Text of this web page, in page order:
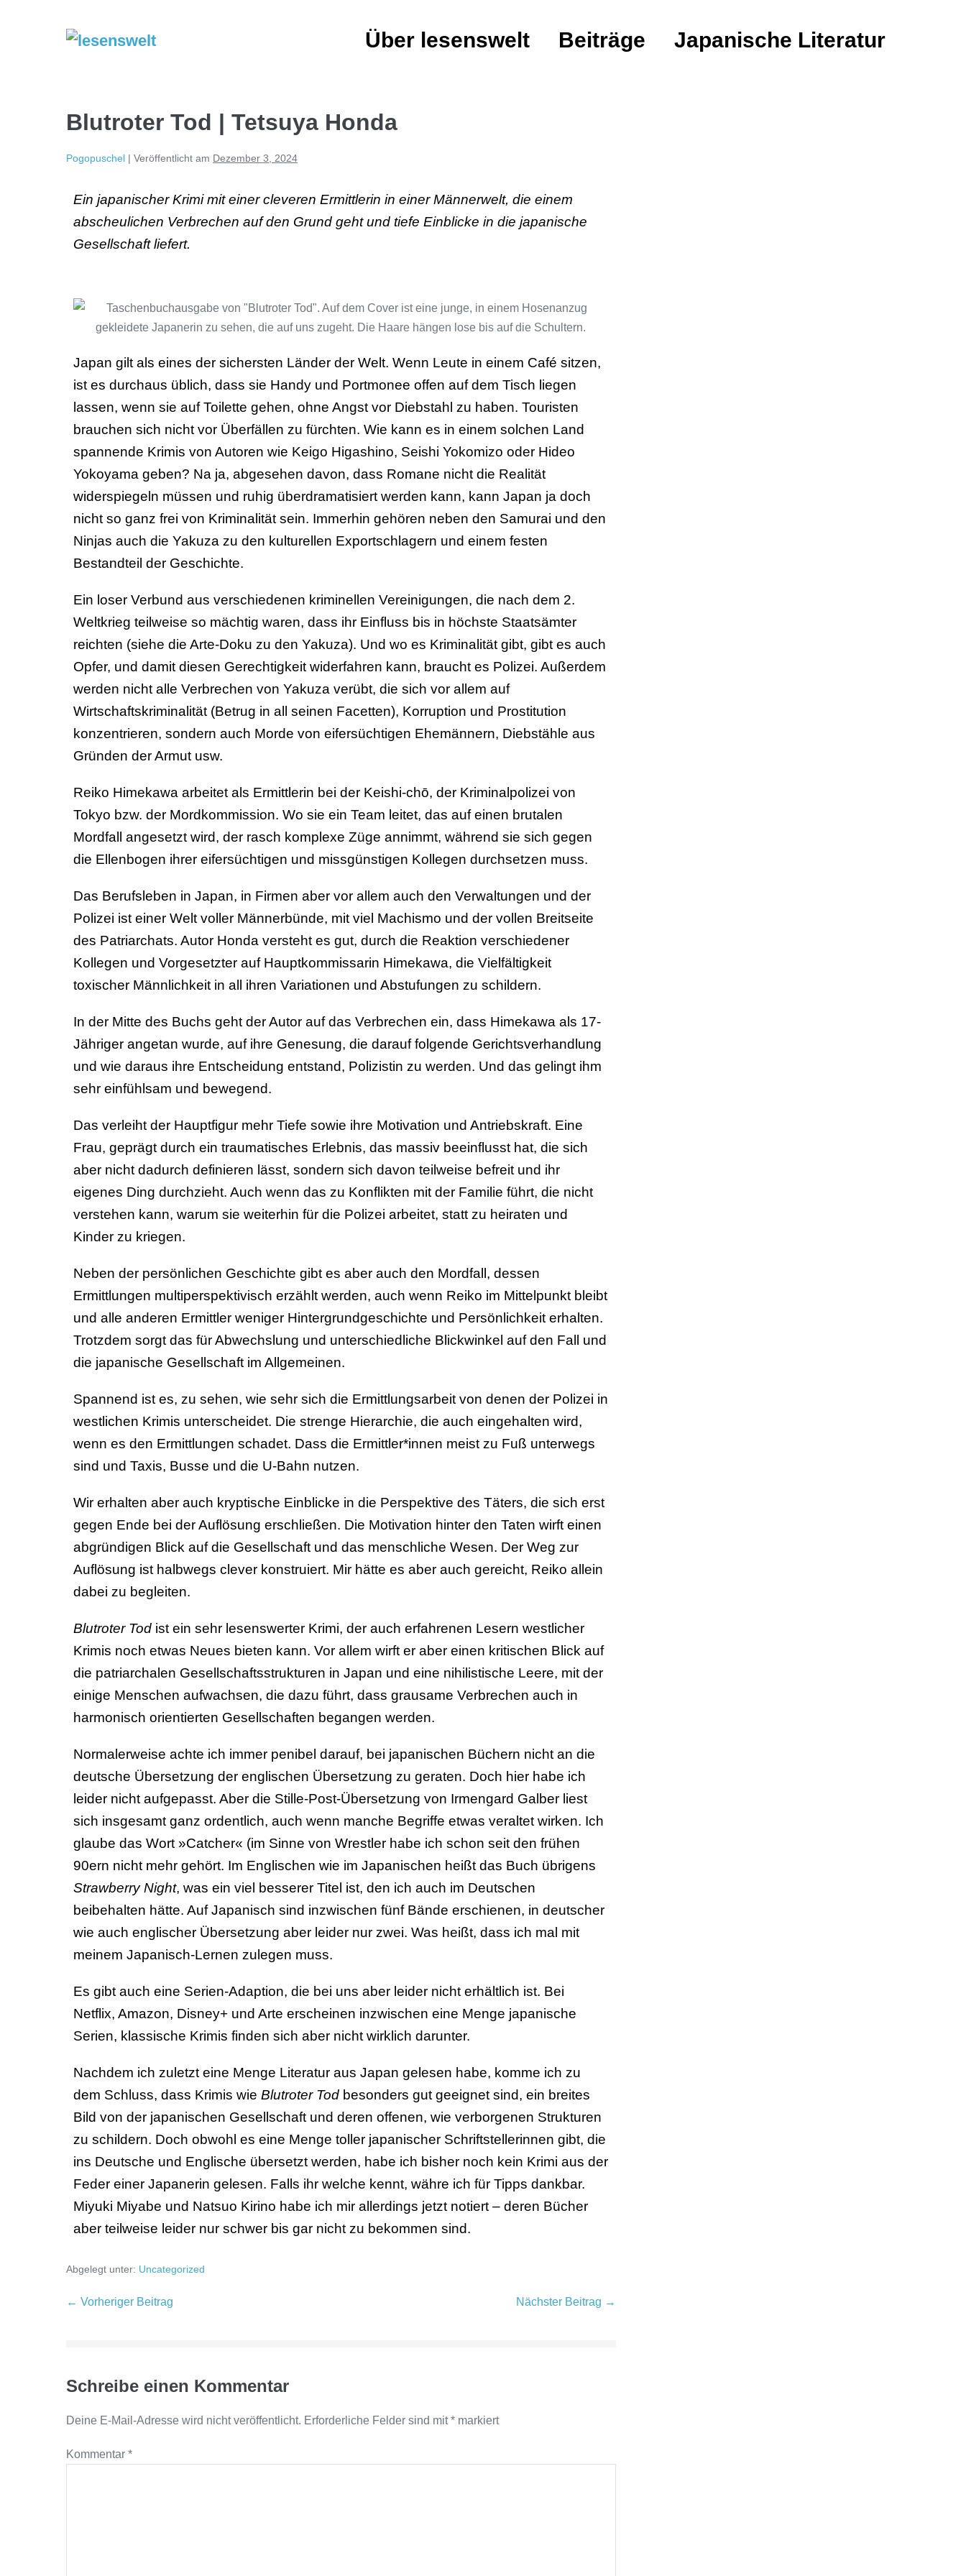
Über lesenswelt Beiträge Japanische Literatur
Blutroter Tod | Tetsuya Honda
Pogopuschel | Veröffentlicht am Dezember 3, 2024
Ein japanischer Krimi mit einer cleveren Ermittlerin in einer Männerwelt, die einem
abscheulichen Verbrechen auf den Grund geht und tiefe Einblicke in die japanische
Gesellschaft liefert.
Japan gilt als eines der sichersten Länder der Welt. Wenn Leute in einem Café sitzen,
ist es durchaus üblich, dass sie Handy und Portmonee offen auf dem Tisch liegen
lassen, wenn sie auf Toilette gehen, ohne Angst vor Diebstahl zu haben. Touristen
brauchen sich nicht vor Überfällen zu fürchten. Wie kann es in einem solchen Land
spannende Krimis von Autoren wie Keigo Higashino, Seishi Yokomizo oder Hideo
Yokoyama geben? Na ja, abgesehen davon, dass Romane nicht die Realität
widerspiegeln müssen und ruhig überdramatisiert werden kann, kann Japan ja doch
nicht so ganz frei von Kriminalität sein. Immerhin gehören neben den Samurai und den
Ninjas auch die Yakuza zu den kulturellen Exportschlagern und einem festen
Bestandteil der Geschichte.
Ein loser Verbund aus verschiedenen kriminellen Vereinigungen, die nach dem 2.
Weltkrieg teilweise so mächtig waren, dass ihr Einfluss bis in höchste Staatsämter
reichten (siehe die Arte-Doku zu den Yakuza). Und wo es Kriminalität gibt, gibt es auch
Opfer, und damit diesen Gerechtigkeit widerfahren kann, braucht es Polizei. Außerdem
werden nicht alle Verbrechen von Yakuza verübt, die sich vor allem auf
Wirtschaftskriminalität (Betrug in all seinen Facetten), Korruption und Prostitution
konzentrieren, sondern auch Morde von eifersüchtigen Ehemännern, Diebstähle aus
Gründen der Armut usw.
Reiko Himekawa arbeitet als Ermittlerin bei der Keishi-chō, der Kriminalpolizei von
Tokyo bzw. der Mordkommission. Wo sie ein Team leitet, das auf einen brutalen
Mordfall angesetzt wird, der rasch komplexe Züge annimmt, während sie sich gegen
die Ellenbogen ihrer eifersüchtigen und missgünstigen Kollegen durchsetzen muss.
Das Berufsleben in Japan, in Firmen aber vor allem auch den Verwaltungen und der
Polizei ist einer Welt voller Männerbünde, mit viel Machismo und der vollen Breitseite
des Patriarchats. Autor Honda versteht es gut, durch die Reaktion verschiedener
Kollegen und Vorgesetzter auf Hauptkommissarin Himekawa, die Vielfältigkeit
toxischer Männlichkeit in all ihren Variationen und Abstufungen zu schildern.
In der Mitte des Buchs geht der Autor auf das Verbrechen ein, dass Himekawa als 17-
Jähriger angetan wurde, auf ihre Genesung, die darauf folgende Gerichtsverhandlung
und wie daraus ihre Entscheidung entstand, Polizistin zu werden. Und das gelingt ihm
sehr einfühlsam und bewegend.
Das verleiht der Hauptfigur mehr Tiefe sowie ihre Motivation und Antriebskraft. Eine
Frau, geprägt durch ein traumatisches Erlebnis, das massiv beeinflusst hat, die sich
aber nicht dadurch definieren lässt, sondern sich davon teilweise befreit und ihr
eigenes Ding durchzieht. Auch wenn das zu Konflikten mit der Familie führt, die nicht
verstehen kann, warum sie weiterhin für die Polizei arbeitet, statt zu heiraten und
Kinder zu kriegen.
Neben der persönlichen Geschichte gibt es aber auch den Mordfall, dessen
Ermittlungen multiperspektivisch erzählt werden, auch wenn Reiko im Mittelpunkt bleibt
und alle anderen Ermittler weniger Hintergrundgeschichte und Persönlichkeit erhalten.
Trotzdem sorgt das für Abwechslung und unterschiedliche Blickwinkel auf den Fall und
die japanische Gesellschaft im Allgemeinen.
Spannend ist es, zu sehen, wie sehr sich die Ermittlungsarbeit von denen der Polizei in
westlichen Krimis unterscheidet. Die strenge Hierarchie, die auch eingehalten wird,
wenn es den Ermittlungen schadet. Dass die Ermittler*innen meist zu Fuß unterwegs
sind und Taxis, Busse und die U-Bahn nutzen.
Wir erhalten aber auch kryptische Einblicke in die Perspektive des Täters, die sich erst
gegen Ende bei der Auflösung erschließen. Die Motivation hinter den Taten wirft einen
abgründigen Blick auf die Gesellschaft und das menschliche Wesen. Der Weg zur
Auflösung ist halbwegs clever konstruiert. Mir hätte es aber auch gereicht, Reiko allein
dabei zu begleiten.
Blutroter Tod ist ein sehr lesenswerter Krimi, der auch erfahrenen Lesern westlicher
Krimis noch etwas Neues bieten kann. Vor allem wirft er aber einen kritischen Blick auf
die patriarchalen Gesellschaftsstrukturen in Japan und eine nihilistische Leere, mit der
einige Menschen aufwachsen, die dazu führt, dass grausame Verbrechen auch in
harmonisch orientierten Gesellschaften begangen werden.
Normalerweise achte ich immer penibel darauf, bei japanischen Büchern nicht an die
deutsche Übersetzung der englischen Übersetzung zu geraten. Doch hier habe ich
leider nicht aufgepasst. Aber die Stille-Post-Übersetzung von Irmengard Galber liest
sich insgesamt ganz ordentlich, auch wenn manche Begriffe etwas veraltet wirken. Ich
glaube das Wort »Catcher« (im Sinne von Wrestler habe ich schon seit den frühen
90ern nicht mehr gehört. Im Englischen wie im Japanischen heißt das Buch übrigens
Strawberry Night, was ein viel besserer Titel ist, den ich auch im Deutschen
beibehalten hätte. Auf Japanisch sind inzwischen fünf Bände erschienen, in deutscher
wie auch englischer Übersetzung aber leider nur zwei. Was heißt, dass ich mal mit
meinem Japanisch-Lernen zulegen muss.
Es gibt auch eine Serien-Adaption, die bei uns aber leider nicht erhältlich ist. Bei
Netflix, Amazon, Disney+ und Arte erscheinen inzwischen eine Menge japanische
Serien, klassische Krimis finden sich aber nicht wirklich darunter.
Nachdem ich zuletzt eine Menge Literatur aus Japan gelesen habe, komme ich zu
dem Schluss, dass Krimis wie Blutroter Tod besonders gut geeignet sind, ein breites
Bild von der japanischen Gesellschaft und deren offenen, wie verborgenen Strukturen
zu schildern. Doch obwohl es eine Menge toller japanischer Schriftstellerinnen gibt, die
ins Deutsche und Englische übersetzt werden, habe ich bisher noch kein Krimi aus der
Feder einer Japanerin gelesen. Falls ihr welche kennt, währe ich für Tipps dankbar.
Miyuki Miyabe und Natsuo Kirino habe ich mir allerdings jetzt notiert – deren Bücher
aber teilweise leider nur schwer bis gar nicht zu bekommen sind.
Abgelegt unter: Uncategorized
← Vorheriger Beitrag Nächster Beitrag →
Schreibe einen Kommentar
Deine E-Mail-Adresse wird nicht veröffentlicht. Erforderliche Felder sind mit* markiert
Kommentar *